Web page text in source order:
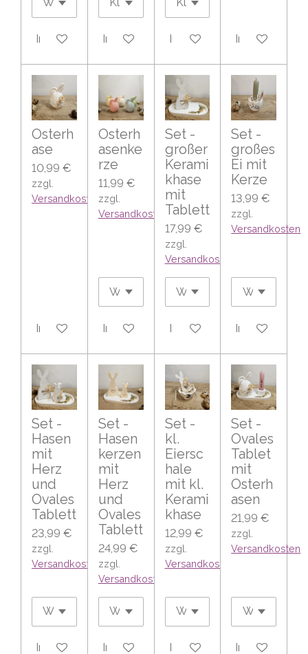
In den WarenkorbIn den WarenkorbIn den Warenkorb
In den
Osterh
ase
10,99 €
zzgl.
Versandkosten
In den Warenkorb
Osterh
asenke
rze
11,99 €
zzgl.
Versandkosten
In den Warenkorb
Set -
großer
Kerami
khase
mit
Tablett
17,99 €
zzgl.
Versandkosten
In den Warenkorb
Set -
großes
Ei mit
Kerze
13,99 €
zzgl.
Versandkosten
In den
Set -
Hasen
mit
Herz
und
Ovales
Tablett
23,99 €
zzgl.
Versandkosten
In den Warenkorb
Set -
Hasen
kerzen
mit
Herz
und
Ovales
Tablett
24,99 €
zzgl.
Versandkosten
In den Warenkorb
Set -
kl.
Eiersc
hale
mit kl.
Kerami
khase
12,99 €
zzgl.
Versandkosten
In den Warenkorb
Set -
Ovales
Tablet
mit
Osterh
asen
21,99 €
zzgl.
Versandkosten
In den